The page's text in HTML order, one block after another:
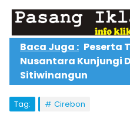
Baca Juga : Peserta
Nusantara Kunjungi
Sitiwinangun
Tag: Cirebon